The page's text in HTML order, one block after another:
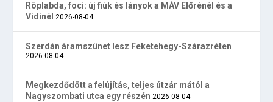
Röplabda, foci: új fiúk és lányok a MÁV Előrénél és a
Vidinél 2026-08-04
Szerdán áramszünet lesz Feketehegy-Szárazréten
2026-08-04
Megkezdődött a felújítás, teljes útzár mától a
Nagyszombati utca egy részén 2026-08-04